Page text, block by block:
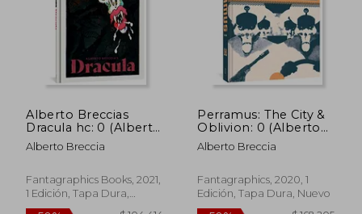
Alberto Breccias
Dracula hc: 0 (Alberto
Breccia Library) (en
Inglés)
Alberto Breccia
Fantagraphics Books, 2021,
1 Edición, Tapa Dura,
Nuevo
Perramus: The City &
Oblivion: 0 (Alberto
Breccia Library) (en
Inglés)
Alberto Breccia
Fantagraphics, 2020, 1
Edición, Tapa Dura, Nuevo